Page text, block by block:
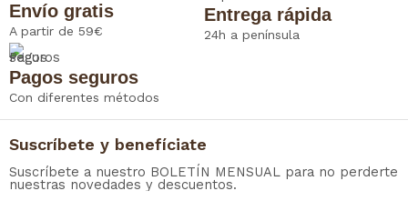
Envío gratis
A partir de 59€
Entrega rápida
24h a península
Pagos seguros
Con diferentes métodos
Suscríbete y benefíciate
Suscríbete a nuestro BOLETÍN MENSUAL para no perderte
nuestras novedades y descuentos.